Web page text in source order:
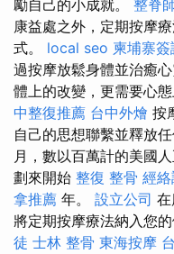
勵自己的小成就。 整脊
康益處之外，定期按摩
式。 local seo 柬埔寨簽
過按摩放鬆身體並治癒心
體上的改變，更需要心態
中整復推薦 台中外燴 按
自己的思想聯繫並釋放
月，數以百萬計的美國
劃來開始 整復 整骨 經
拿推薦 年。 設立公司
將定期按摩療法納入您
徒 士林 整骨 東海按摩